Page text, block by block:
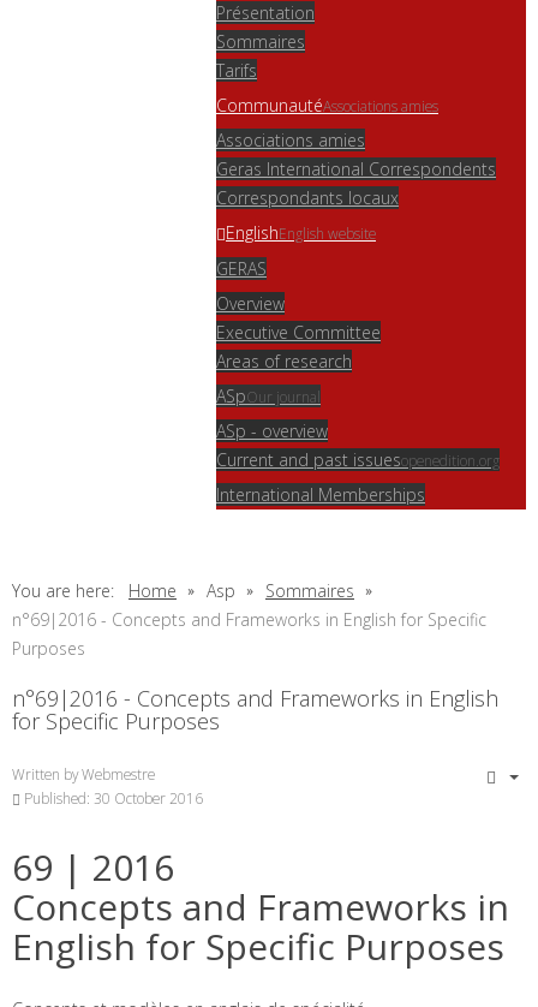
Présentation
Sommaires
Tarifs
CommunautéAssociations amies
Associations amies
Geras International Correspondents
Correspondants locaux
EnglishEnglish website
GERAS
Overview
Executive Committee
Areas of research
ASpOur journal
ASp - overview
Current and past issuesopenedition.org
International Memberships
You are here: Home Asp
Sommaires
n°69|2016 - Concepts and Frameworks in English for Specific
Purposes
n°69|2016 - Concepts and Frameworks in English
for Specific Purposes
Written byWebmestre
Published: 30 October 2016
69 | 2016
Concepts and Frameworks in
English for Specific Purposes